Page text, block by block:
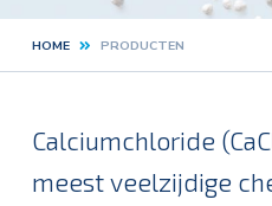
Kruimelpad
HOME PRODUCTEN
Calciumchloride
meest veelzijdige